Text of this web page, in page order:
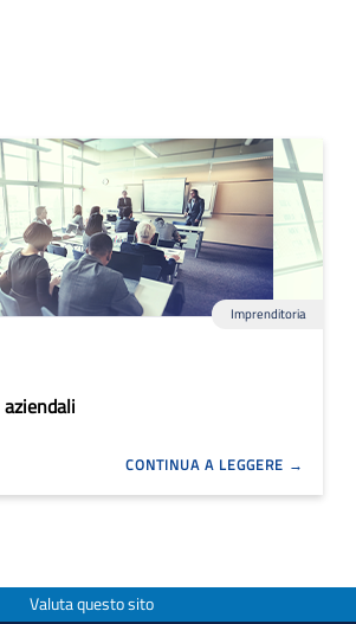
Imprenditoria
CONTINUA A LEGGERE
Valuta questo sito